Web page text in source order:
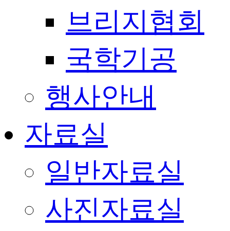
브리지협회
국학기공
행사안내
자료실
일반자료실
사진자료실